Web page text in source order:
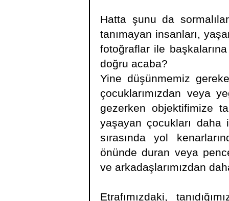
Hatta şunu da
tanımayan insanları,
fotoğraflar ile
doğru acaba?
Yine düşünmemiz
çocuklarımızdan veya
gezerken objektifimize
yaşayan çocukları daha
sırasında yol
önünde duran veya
ve arkadaşlarımızdan
Etrafımızdaki,